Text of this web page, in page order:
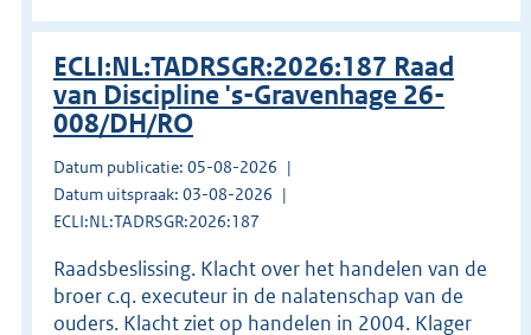
ECLI:NL:TADRSGR:2026:187 Raad
van Discipline 's-Gravenhage 26-
008/DH/RO
Datum publicatie: 05-08-2026
Datum uitspraak: 03-08-2026
ECLI:NL:TADRSGR:2026:187
Raadsbeslissing. Klacht over het handelen van de
broer c.q. executeur in de nalatenschap van de
ouders. Klacht ziet op handelen in 2004. Klager